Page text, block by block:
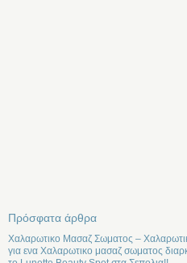
Πρόσφατα άρθρα
Χαλαρωτικο Μασαζ Σωματος –
για ενα Χαλαρωτικο μασαζ σωματος